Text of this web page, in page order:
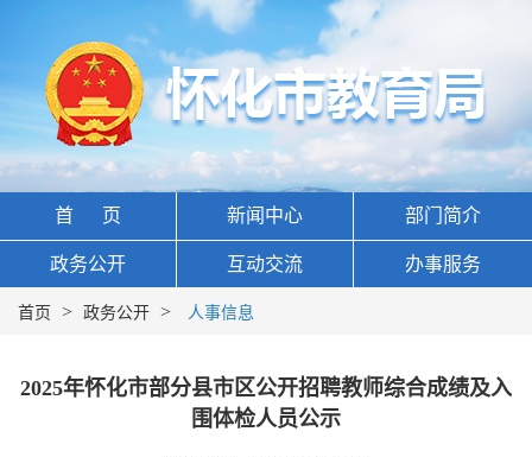
首 页 新闻中心 部门简介
政务公开 互动交流 办事服务
首页 > 政务公开 > 人事信息
2025年怀化市部分县市区公开招聘教师综合成绩及入
围体检人员公示